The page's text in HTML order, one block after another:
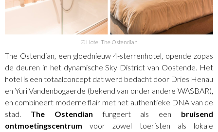
© Hotel The Ostendian
The Ostendian, een gloednieuw 4-sterrenhotel, opende zopas
de deuren in het dynamische Sky District van Oostende. Het
hotel is een totaalconcept dat werd bedacht door Dries Henau
en Yuri Vandenbogaerde (bekend van onder andere WASBAR),
en combineert moderne flair met het authentieke DNA van de
stad. The Ostendian fungeert als een bruisend
ontmoetingscentrum voor zowel toeristen als lokale